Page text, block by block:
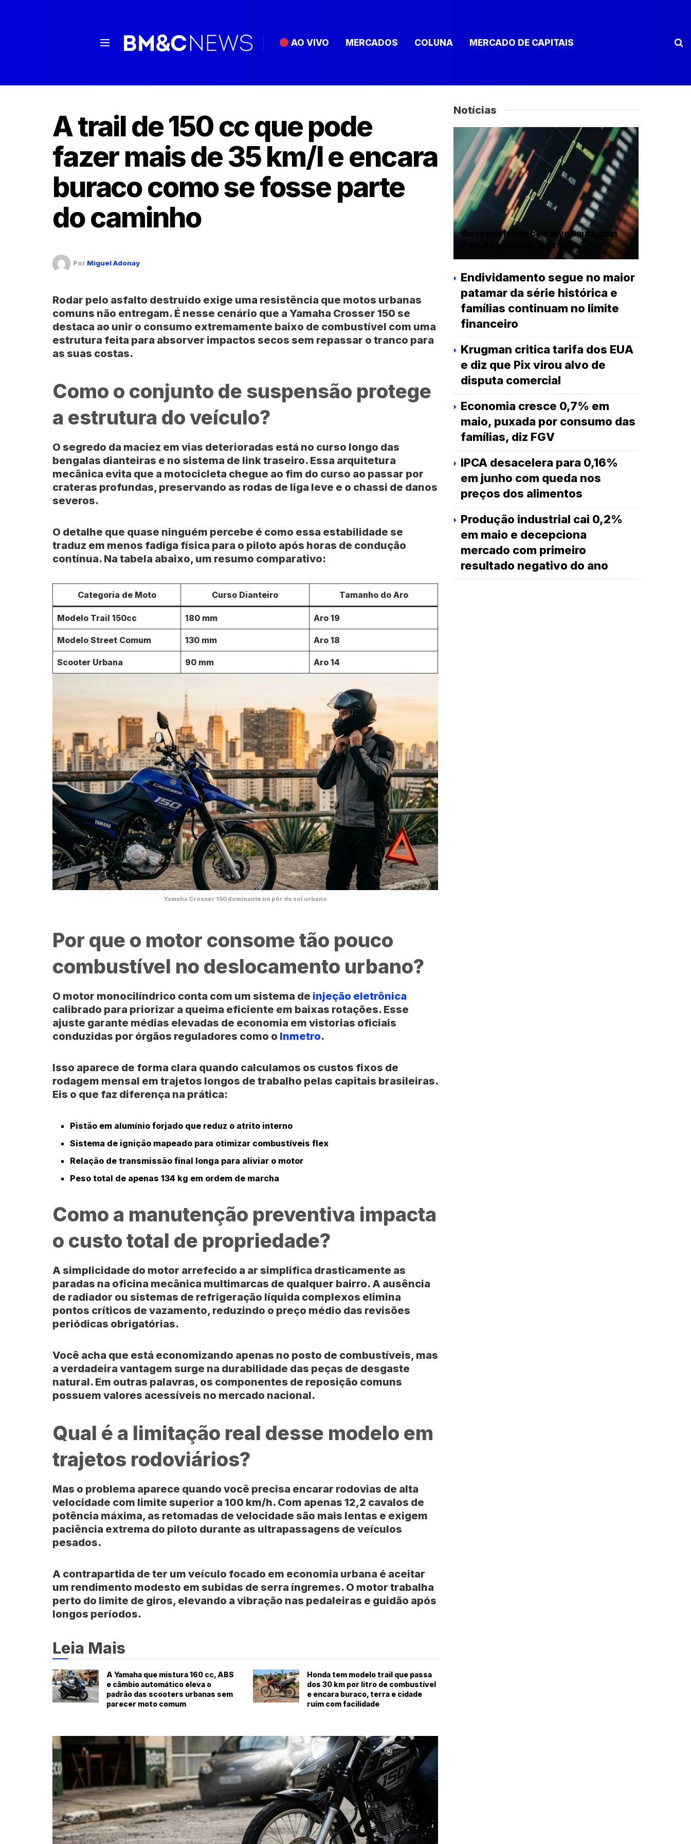
AO VIVO MERCADOS COLUNA MERCADO DE CAPITAIS
A trail de 150 cc que pode
fazer mais de 35 km/l e encara
buraco como se fosse parte
do caminho
Por Miguel Adonay
Rodar pelo asfalto destruído exige uma resistência que motos urbanas
comuns não entregam. É nesse cenário que a Yamaha Crosser 150 se
destaca ao unir o consumo extremamente baixo de combustível com uma
estrutura feita para absorver impactos secos sem repassar o tranco para
as suas costas.
Como o conjunto de suspensão protege
a estrutura do veículo?
O segredo da maciez em vias deterioradas está no curso longo das
bengalas dianteiras e no sistema de link traseiro. Essa arquitetura
mecânica evita que a motocicleta chegue ao fim do curso ao passar por
crateras profundas, preservando as rodas de liga leve e o chassi de danos
severos.
O detalhe que quase ninguém percebe é como essa estabilidade se
traduz em menos fadiga física para o piloto após horas de condução
contínua. Na tabela abaixo, um resumo comparativo:
Categoria de Moto Curso Dianteiro Tamanho do Aro
Modelo Trail 150cc 180 mm Aro 19
Modelo Street Comum 130 mm Aro 18
Scooter Urbana 90 mm Aro 14
Yamaha Crosser 150 dominante no pôr do sol urbano
Por que o motor consome tão pouco
combustível no deslocamento urbano?
O motor monocilíndrico conta com um sistema de injeção eletrônica
calibrado para priorizar a queima eficiente em baixas rotações. Esse
ajuste garante médias elevadas de economia em vistorias oficiais
conduzidas por órgãos reguladores como o Inmetro.
Isso aparece de forma clara quando calculamos os custos fixos de
rodagem mensal em trajetos longos de trabalho pelas capitais brasileiras.
Eis o que faz diferença na prática:
Pistão em alumínio forjado que reduz o atrito interno
Sistema de ignição mapeado para otimizar combustíveis flex
Relação de transmissão final longa para aliviar o motor
Peso total de apenas134 kg em ordem de marcha
Como a manutenção preventiva impacta
o custo total de propriedade?
A simplicidade do motor arrefecido a ar simplifica drasticamente as
paradas na oficina mecânica multimarcas de qualquer bairro. A ausência
de radiador ou sistemas de refrigeração líquida complexos elimina
pontos críticos de vazamento, reduzindo o preço médio das revisões
periódicas obrigatórias.
Você acha que está economizando apenas no posto de combustíveis, mas
a verdadeira vantagem surge na durabilidade das peças de desgaste
natural. Em outras palavras, os componentes de reposição comuns
possuem valores acessíveis no mercado nacional.
Qual é a limitação real desse modelo em
trajetos rodoviários?
Mas o problema aparece quando você precisa encarar rodovias de alta
velocidade com limite superior a 100 km/h. Com apenas 12,2 cavalos de
potência máxima, as retomadas de velocidade são mais lentas e exigem
paciência extrema do piloto durante as ultrapassagens de veículos
pesados.
A contrapartida de ter um veículo focado em economia urbana é aceitar
um rendimento modesto em subidas de serra íngremes. O motor trabalha
perto do limite de giros, elevando a vibração nas pedaleiras e guidão após
longos períodos.
Leia Mais
A Yamaha que mistura 160 cc, ABS
e câmbio automático eleva o
padrão das scooters urbanas sem
parecer moto comum
Honda tem modelo trail que passa
dos 30 km por litro de combustível
e encara buraco, terra e cidade
ruim com facilidade
Notícias
Ibovespa fecha com leve baixa, com
Petrobras e Itaú; Vale sobe
Endividamento segue no maior
patamar da série histórica e
famílias continuam no limite
financeiro
Krugman critica tarifa dos EUA
e diz que Pix virou alvo de
disputa comercial
Economia cresce 0,7% em
maio, puxada por consumo das
famílias, diz FGV
IPCA desacelera para 0,16%
em junho com queda nos
preços dos alimentos
Produção industrial cai 0,2%
em maio e decepciona
mercado com primeiro
resultado negativo do ano